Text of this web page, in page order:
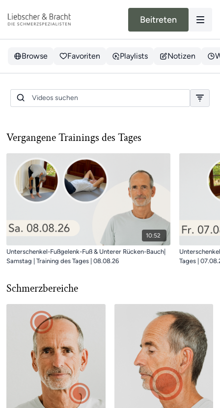
Beitreten
Browse Favoriten Playlists Notizen
Ganzkörper | Sonntagstraining |
09.08.26
Vergangene Trainings des Tages
10:52
Unterschenkel-Fußgelenk-Fuß & Unterer Rücken-Bauch|
Samstag | Training des Tages | 08.08.26
Tages |
Schmerzbereiche